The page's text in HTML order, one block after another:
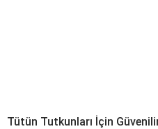
Tütün Tutkunları İçin